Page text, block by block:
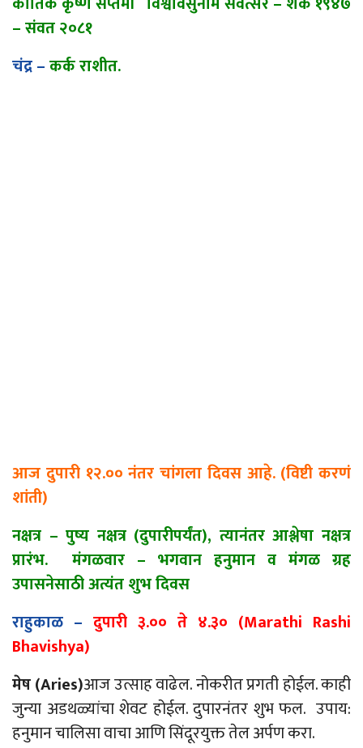
–संवत २०८१
चंद्र–कर्कराशीत.
आज दुपारी१२.०० नंतर चांगला दिवस आहे. (विष्टी करणं
शांती)
नक्षत्र – पुष्य नक्षत्र (दुपारीपर्यंत), त्यानंतर आश्लेषा नक्षत्र
प्रारंभ. मंगळवार – भगवान हनुमान व मंगळ ग्रह
उपासनेसाठी अत्यंत शुभ दिवस
राहुकाळ – दुपारी ३.०० ते ४.३० (Marathi Rashi
Bhavishya)
मेष (Aries)आज उत्साह वाढेल. नोकरीत प्रगती होईल. काही
जुन्या अडथळ्यांचा शेवट होईल. दुपारनंतर शुभ फल. उपाय:
हनुमान चालिसा वाचा आणि सिंदूरयुक्त तेल अर्पण करा.